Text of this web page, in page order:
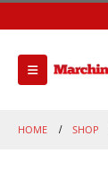
HOME SHOP